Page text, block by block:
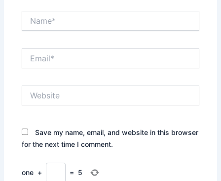
Save my name, email, and website in this browser
for the next time I comment.
one + = 5